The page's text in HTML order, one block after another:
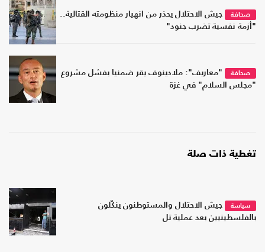
صحافة
جيش الاحتلال يحذر من انهيار منظومته القتالية..
"أزمة نفسية تضرب جنود"
صحافة
"معاريف": ملادينوف يقر ضمنيا بفشل مشروع
"مجلس السلام" في غزة
تغطية ذات صلة
سياسة
جيش الاحتلال والمستوطنون ينكّلون
بالفلسطينيين بعد عملية تل